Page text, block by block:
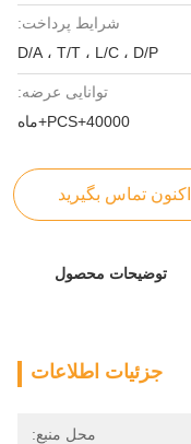
شرایط پرداخت:
D/A ، T/T ، L/C ، D/P
توانایی عرضه:
40000+PCS+ماه
اکنون تماس بگیرید
توضیحات محصول
جزئیات اطلاعات
محل منبع: